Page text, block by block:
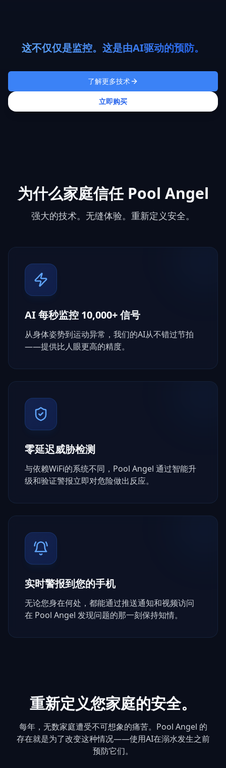
这不仅仅是监控。这是由AI驱动的预防。
了解更多技术
立即购买
为什么家庭信任 Pool Angel
强大的技术。无缝体验。重新定义安全。
AI 每秒监控 10,000+ 信号
从身体姿势到运动异常，我们的AI从不错过节拍
——提供比人眼更高的精度。
零延迟威胁检测
与依赖WiFi的系统不同，Pool Angel 通过智能升
级和验证警报立即对危险做出反应。
实时警报到您的手机
无论您身在何处，都能通过推送通知和视频访问
在 Pool Angel 发现问题的那一刻保持知情。
重新定义您家庭的安全。
每年，无数家庭遭受不可想象的痛苦。Pool Angel 的
存在就是为了改变这种情况——使用AI在溺水发生之前
预防它们。